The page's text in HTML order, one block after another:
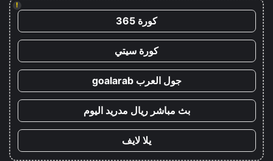
!
كورة 365
كورة سيتي
جول العرب goalarab
بث مباشر ريال مدريد اليوم
يلا لايف